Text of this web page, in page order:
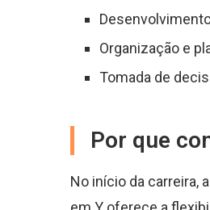
Organização e
Tomada de
Por que
No início da carreira,